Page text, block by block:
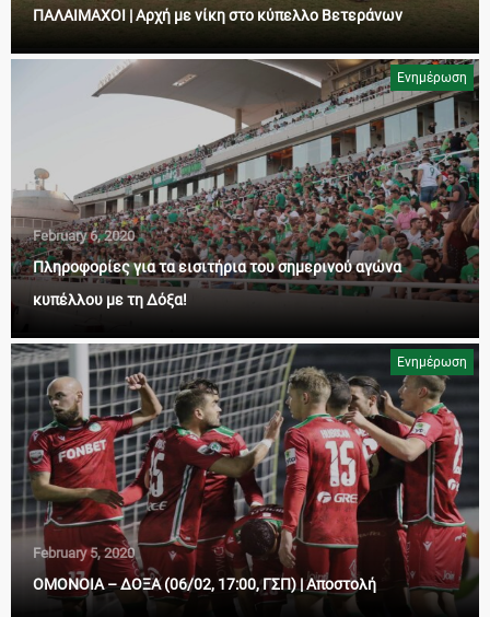
ΠΑΛΑΙΜΑΧΟΙ | Αρχή με νίκη στο κύπελλο Βετεράνων
Ενημέρωση
February 6, 2020
Πληροφορίες για τα εισιτήρια του σημερινού αγώνα
κυπέλλου με τη Δόξα!
Ενημέρωση
February 5, 2020
ΟΜΟΝΟΙΑ – ΔΟΞΑ (06/02, 17:00, ΓΣΠ) | Αποστολή